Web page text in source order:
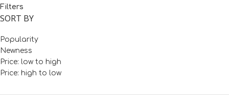
Filters
SORT BY
Popularity
Newness
Price: low to high
Price: high to low